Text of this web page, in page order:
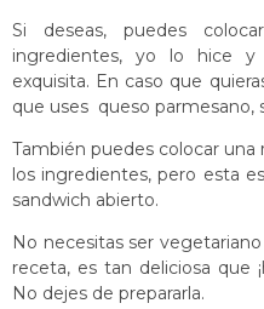
Si deseas, puedes
ingredientes, yo lo hice y
exquisita. En caso que
que uses queso parmesano,
También puedes colocar una
los ingredientes, pero esta
sandwich abierto.
No necesitas ser
receta, es tan deliciosa que
No dejes de prepararla.